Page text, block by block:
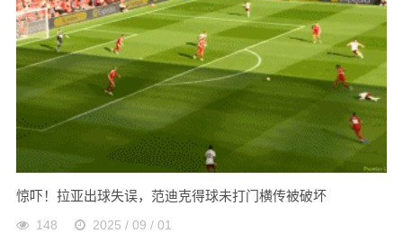
惊吓！拉亚出球失误，范迪克得球未打门横传被破坏
148 2025 / 09 / 01